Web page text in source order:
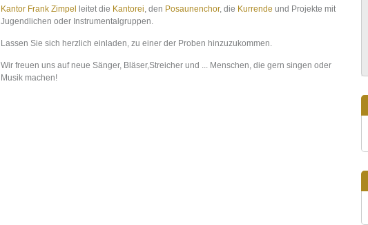
Kantor Frank Zimpel leitet die Kantorei, den Posaunenchor, die Kurrende und Projekte mit
Jugendlichen oder Instrumentalgruppen.
Lassen Sie sich herzlich einladen, zu einer der Proben hinzuzukommen.
Wir freuen uns auf neue Sänger, Bläser,Streicher und ... Menschen, die gern singen oder
Musik machen!